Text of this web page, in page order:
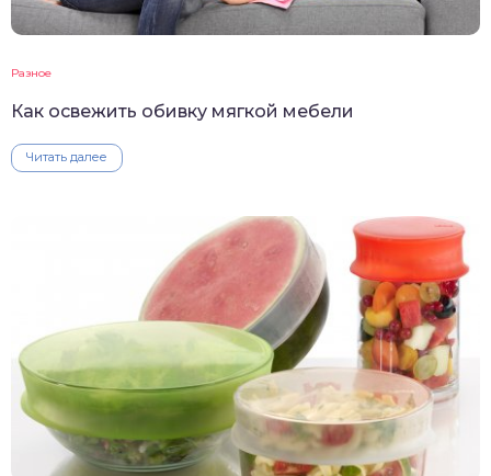
Разное
Как освежить обивку мягкой мебели
Читать далее